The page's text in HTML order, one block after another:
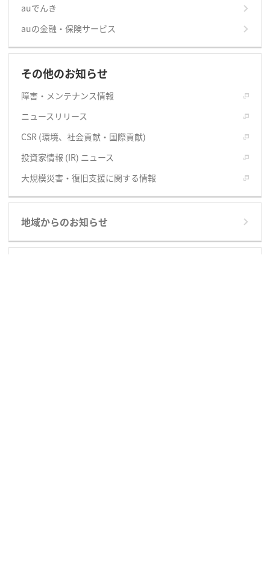
auでんき
auの金融・保険サービス
その他のお知らせ
障害・メンテナンス情報
ニュースリリース
CSR (環境、社会貢献・国際貢献)
投資家情報 (IR) ニュース
大規模災害・復旧支援に関する情報
地域からのお知らせ